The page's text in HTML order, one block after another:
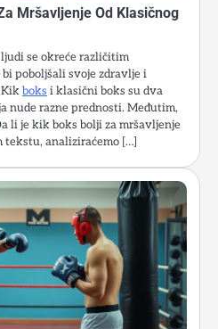
Mršavljenje Od Klasičnog
se okreće različitim
poboljšali svoje zdravlje i
boks i klasični boks su dva
nude razne prednosti. Međutim,
li je kik boks bolji za mršavljenje
tekstu, analiziraćemo […]